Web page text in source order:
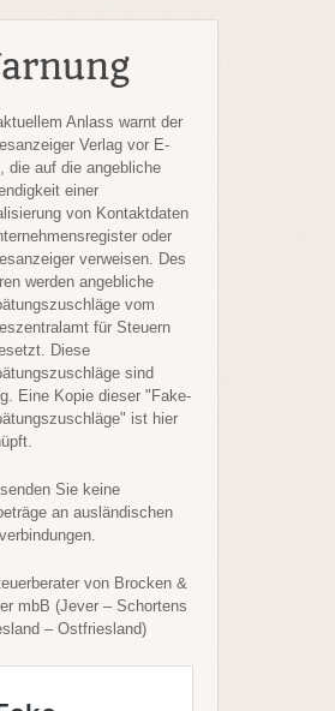
Anlass warnt der
Verlag vor E-
die auf die angebliche
einer
von Kontaktdaten
oder
verweisen. Des
werden angebliche
vom
für Steuern
Diese
sind
Eine Kopie dieser "Fake-
ist hier
Sie keine
an ausländischen
von Brocken &
mbB (Jever – Schortens
– Ostfriesland)